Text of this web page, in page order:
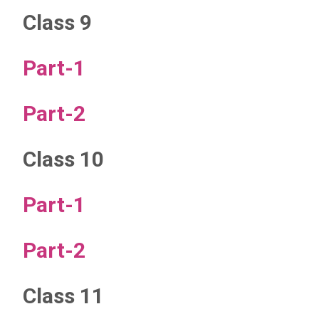
Class 9
Part-1
Part-2
Class 10
Part-1
Part-2
Class 11